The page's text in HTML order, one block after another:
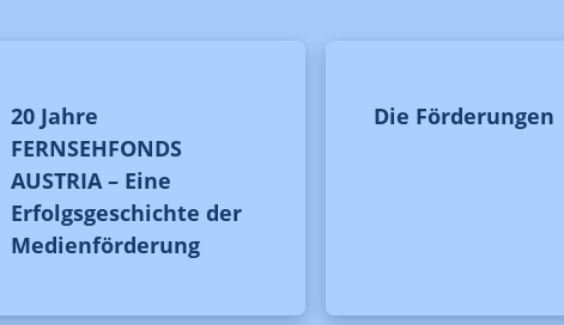
20 Jahre
FERNSEHFONDS
AUSTRIA – Eine
Erfolgsgeschichte der
Medienförderung
Die Förderungen